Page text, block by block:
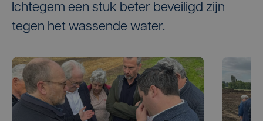
Ichtegem een stuk beter beveiligd zijn
tegen het wassende water.